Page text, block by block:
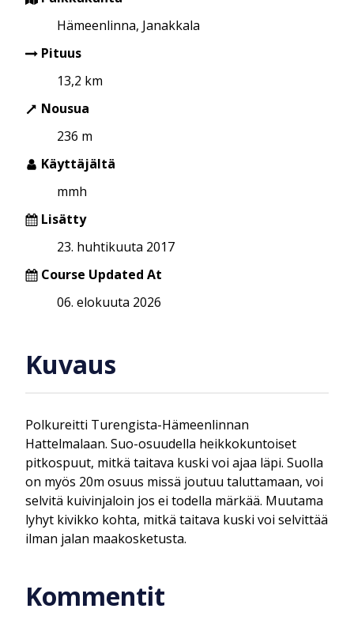
Hämeenlinna, Janakkala
Pituus
13,2 km
Nousua
236 m
Käyttäjältä
mmh
Lisätty
23. huhtikuuta 2017
Course Updated At
06. elokuuta 2026
Kuvaus
Polkureitti Turengista-Hämeenlinnan
Hattelmalaan. Suo-osuudella heikkokuntoiset
pitkospuut, mitkä taitava kuski voi ajaa läpi. Suolla
on myös 20m osuus missä joutuu taluttamaan, voi
selvitä kuivinjaloin jos ei todella märkää. Muutama
lyhyt kivikko kohta, mitkä taitava kuski voi selvittää
ilman jalan maakosketusta.
Kommentit